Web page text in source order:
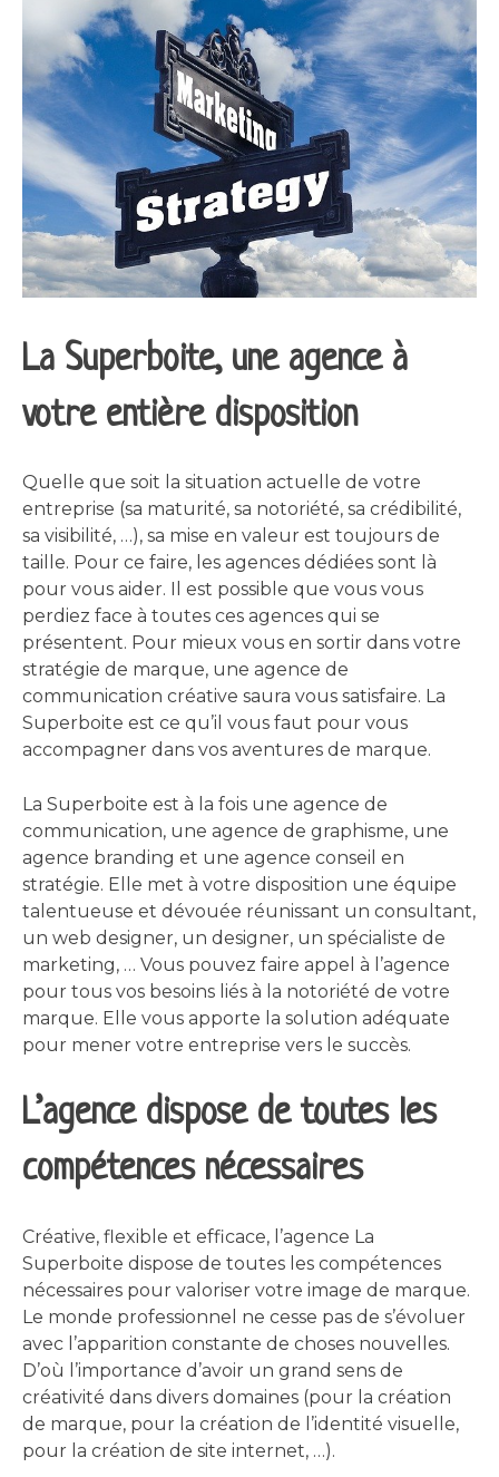
La Superboite, une agence à
votre entière disposition
Quelle que soit la situation actuelle de votre
entreprise (sa maturité, sa notoriété, sa crédibilité,
sa visibilité, …), sa mise en valeur est toujours de
taille. Pour ce faire, les agences dédiées sont là
pour vous aider. Il est possible que vous vous
perdiez face à toutes ces agences qui se
présentent. Pour mieux vous en sortir dans votre
stratégie de marque, une agence de
communication créative saura vous satisfaire. La
Superboite est ce qu’il vous faut pour vous
accompagner dans vos aventures de marque.
La Superboite est à la fois une agence de
communication, une agence de graphisme, une
agence branding et une agence conseil en
stratégie. Elle met à votre disposition une équipe
talentueuse et dévouée réunissant un consultant,
un web designer, un designer, un spécialiste de
marketing, … Vous pouvez faire appel à l’agence
pour tous vos besoins liés à la notoriété de votre
marque. Elle vous apporte la solution adéquate
pour mener votre entreprise vers le succès.
L’agence dispose de toutes les
compétences nécessaires
Créative, flexible et efficace, l’agence La
Superboite dispose de toutes les compétences
nécessaires pour valoriser votre image de marque.
Le monde professionnel ne cesse pas de s’évoluer
avec l’apparition constante de choses nouvelles.
D’où l’importance d’avoir un grand sens de
créativité dans divers domaines (pour la création
de marque, pour la création de l’identité visuelle,
pour la création de site internet, …).